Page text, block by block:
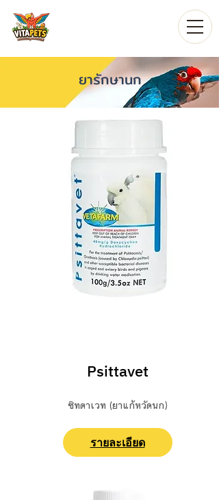
ยารักษานก
Psittavet
ซิทตาเวท (ยาแก้หวัดนก)
รายละเอียด